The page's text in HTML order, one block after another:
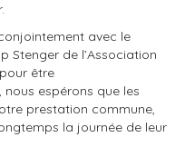
avec le
Stenger de l’Association
être
, nous espérons que les
prestation commune,
la journée de leur